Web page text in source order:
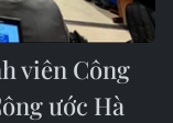
viên Công
ước Hà